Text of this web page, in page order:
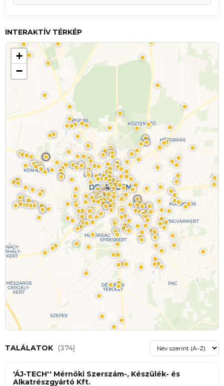
INTERAKTÍV TÉRKÉP
+
−
TALÁLATOK (374)
'ÁJ-TECH'' Mérnöki Szerszám-, Készülék- és
Alkatrészgyártó Kft.